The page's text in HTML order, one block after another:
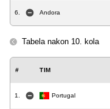
6. Andora
Tabela nakon 10. kola
# TIM
1. Portugal